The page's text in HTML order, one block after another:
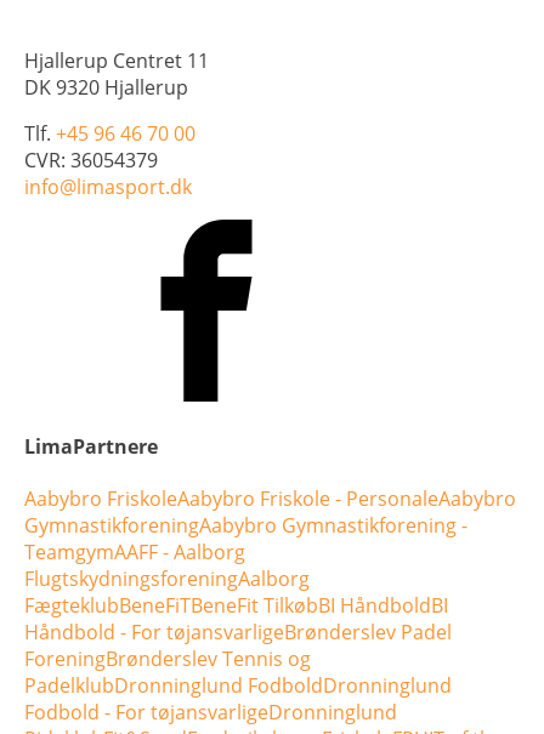
Hjallerup Centret 11
DK 9320 Hjallerup
Tlf. +45 96 46 70 00
CVR: 36054379
info@limasport.dk
LimaPartnere
Aabybro FriskoleAabybro Friskole - PersonaleAabybro
GymnastikforeningAabybro Gymnastikforening -
TeamgymAAFF - Aalborg
FlugtskydningsforeningAalborg
FægteklubBeneFiTBeneFit TilkøbBI HåndboldBI
Håndbold - For tøjansvarligeBrønderslev Padel
ForeningBrønderslev Tennis og
PadelklubDronninglund FodboldDronninglund
Fodbold - For tøjansvarligeDronninglund